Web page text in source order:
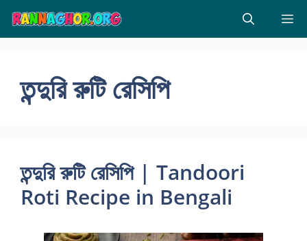
Skip
content
তন্দুরি রুটি রেসিপি
তন্দুরি রুটি রেসিপি | Tandoori
Roti Recipe in Bengali